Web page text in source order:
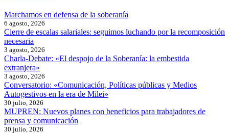
Marchamos en defensa de la soberanía
6 agosto, 2026
Cierre de escalas salariales: seguimos luchando por la recomposición
necesaria
3 agosto, 2026
Charla-Debate: «El despojo de la Soberanía: la embestida
extranjera»
3 agosto, 2026
Conversatorio: «Comunicación, Políticas públicas y Medios
Autogestivos en la era de Milei»
30 julio, 2026
MUPREN: Nuevos planes con beneficios para trabajadores de
prensa y comunicación
30 julio, 2026